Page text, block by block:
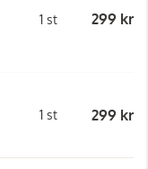
1 st 299 kr
1 st 299 kr